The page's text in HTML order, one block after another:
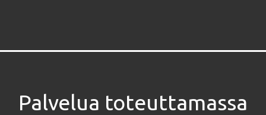
Palvelua toteuttamassa